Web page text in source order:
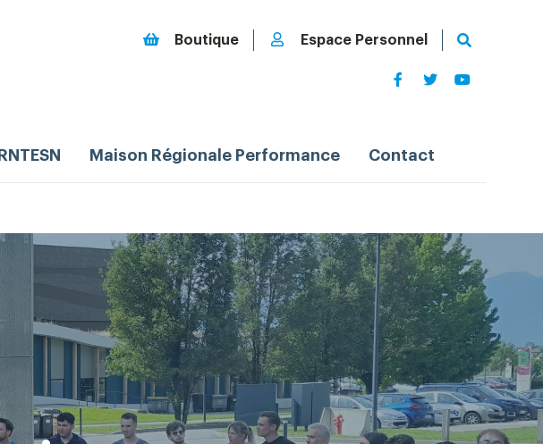
Boutique Espace Personnel
Maison Régionale Performance Contact